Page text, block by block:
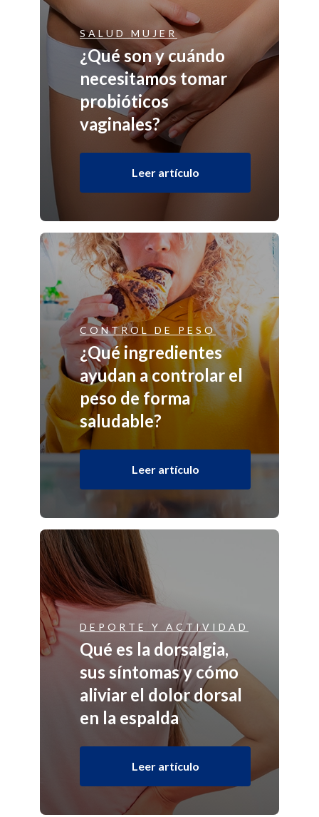
SALUD MUJER
¿Qué son y cuándo
necesitamos tomar
probióticos
vaginales?
Leer artículo
CONTROL DE PESO
¿Qué ingredientes
ayudan a controlar el
peso de forma
saludable?
Leer artículo
DEPORTE Y ACTIVIDAD
Qué es la dorsalgia,
sus síntomas y cómo
aliviar el dolor dorsal
en la espalda
Leer artículo